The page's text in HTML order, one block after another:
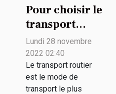
Pour choisir le
transport
routier pour
ses
marchandises
?
Lundi 28 novembre
2022 02:40
Le transport routier
est le mode de
transport le plus